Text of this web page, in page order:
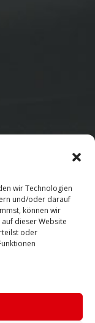
wir Technologien
und/oder darauf
können wir
dieser Website
oder